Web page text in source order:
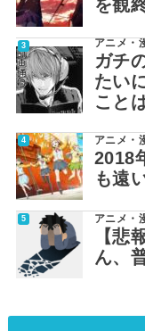
を観
アニメ・
ガチ
たい
こと
アニメ・
2018
も遠
アニメ・
【悲
ん、